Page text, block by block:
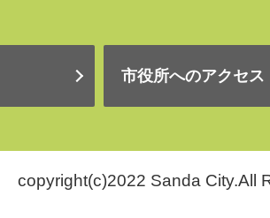
市役所へのアクセス
copyright(c)2022 Sanda City.All